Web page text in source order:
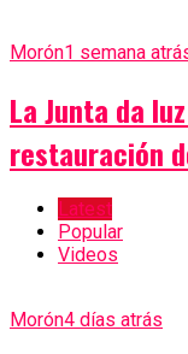
Morón1 semana
La Junta da
restauración
Latest
Popular
Videos
Morón4 días atrás